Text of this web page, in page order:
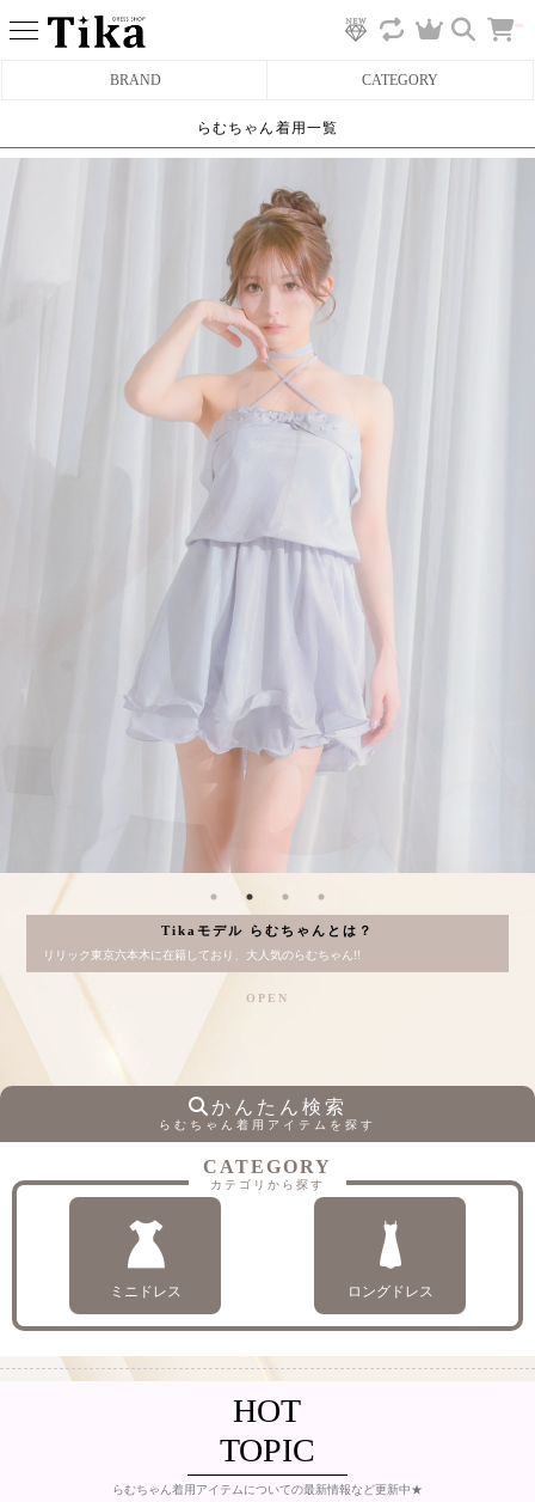
BRAND CATEGORY
らむちゃん着用一覧
Tikaモデル らむちゃんとは？
リリック東京六本木に在籍しており、大人気のらむちゃん!!
OPEN
かんたん検索
らむちゃん着用アイテムを探す
CATEGORY
カテゴリから探す
ミニドレス ロングドレス
HOT
TOPIC
らむちゃん着用アイテムについての最新情報など更新中★